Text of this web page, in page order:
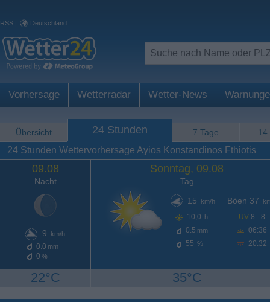
RSS | Deutschland
Vorhersage Wetterradar Wetter-News
Übersicht 24 Stunden 7 Tage 14
24 Stunden Wettervorhersage Ayios Konstandinos Fthiotis
09.08
Nacht
9 km/h
0.0 mm
0 %
22°C
Sonntag, 09.08
Tag
15
km/h
10,0 h
0.5 mm
55 %
Böen 37
UV 8 - 8
06:36
20:32
35°C